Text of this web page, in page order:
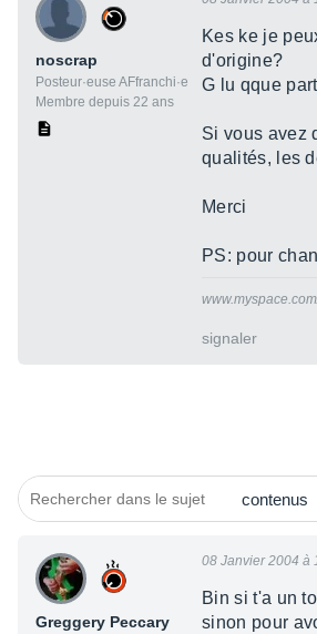
noscrap
Posteur·euse AFfranchi·e
Membre depuis 22 ans
Kes ke je
d'origine?
G lu qque
Si vous avez
qualités, les
Merci
PS: pour
signaler
Greggery Peccary
08 Janvier 2004 à
Bin si t'a un
sinon pour